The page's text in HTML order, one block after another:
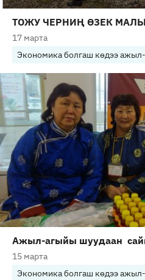
ТОЖУ ЧЕРНИҢ ӨЗЕК МАЛЫ
17 марта
Экономика болгаш көдээ
Ажыл-агыйы шуудаан
15 марта
Экономика болгаш көдээ